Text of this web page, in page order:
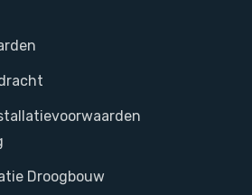
Droogbouw